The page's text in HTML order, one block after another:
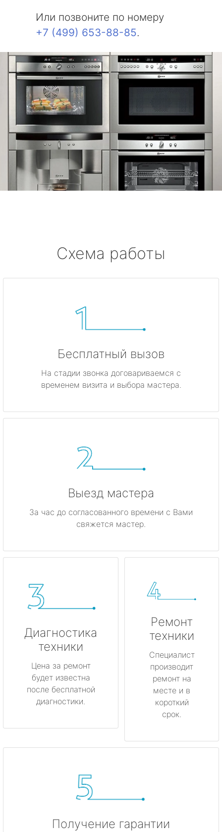
Или позвоните по номеру
+7 (499) 653-88-85.
Схема работы
Бесплатный вызов
На стадии звонка договариваемся с
временем визита и выбора мастера.
Выезд мастера
За час до согласованного времени с Вами
свяжется мастер.
Диагностика
техники
Цена за ремонт
будет известна
после бесплатной
диагностики.
Ремонт
техники
Специалист
производит
ремонт на
месте и в
короткий
срок.
Получение гарантии